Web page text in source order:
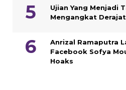
Ujian Yang Menjadi
Mengangkat
Anrizal Ramaputra
Facebook Sofya
Hoaks